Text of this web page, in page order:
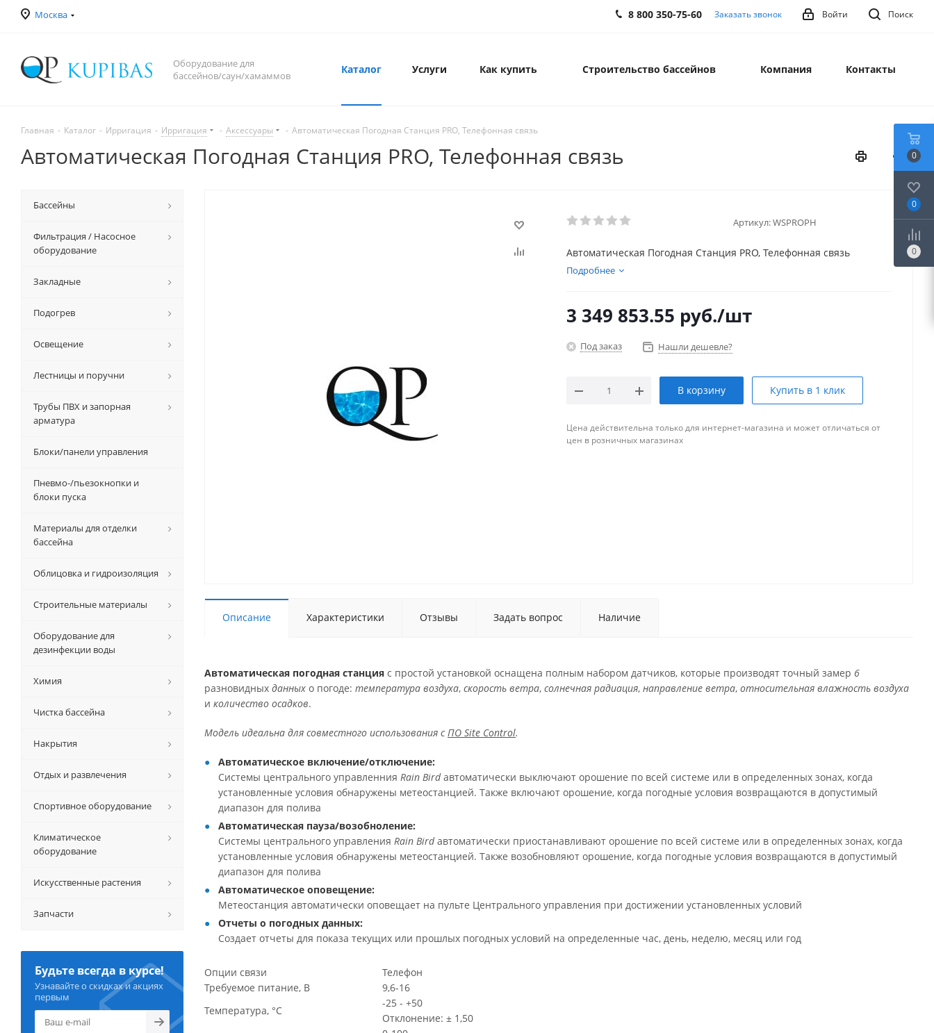
Москва Поиск
Войти
8 800 350-75-60 Заказать звонок
Оборудование для
бассейнов/саун/хамаммов
Каталог Услуги Как купить Строительство бассейнов Компания Контакты
Главная - Каталог - Ирригация - Ирригация - Аксессуары - Автоматическая Погодная Станция PRO, Телефонная связь
Автоматическая Погодная Станция PRO, Телефонная связь
Артикул:WSPROPH
Автоматическая Погодная Станция PRO, Телефонная связь
Подробнее
3 349 853.55 руб./шт
Под заказ Нашли дешевле?
В корзину Купить в 1 клик
Цена действительна только для интернет-магазина и может отличаться от
цен в розничных магазинах
Описание Характеристики Отзывы Задать вопрос Наличие
Автоматическая погодная станция с простой установкой оснащена полным набором датчиков, которые производят точный замер 6
разновидных данных о погоде: температура воздуха, скорость ветра, солнечная радиация, направление ветра, относительная влажность воздуха
и количество осадков.
Модель идеальна для совместного использования сПО Site Control.
Автоматическое включение/отключение:
Системы центрального управленния Rain Birdавтоматически выключают орошение по всей системе или в определенных зонах, когда
установленные условия обнаружены метеостанцией. Также включают орошение, когда погодные условия возвращаются в допустимый
диапазон для полива
Автоматическая пауза/возобноление:
Системы центрального управления Rain Birdавтоматически приостанавливают орошение по всей системе или в определенных зонах, когда
установленные условия обнаружены метеостанцией. Также возобновляют орошение, когда погодные условия возвращаются в допустимый
диапазон для полива
Автоматическое оповещение:
Метеостанция автоматически оповещает на пульте Центрального управления при достижении установленных условий
Отчеты о погодных данных:
Создает отчеты для показа текущих или прошлых погодных условий на определенные час, день, неделю, месяц или год
Опции связи
Телефон
Требуемое питание, В
9,6-16
Температура, °С
-25 - +50
Отклонение: ± 1,50
Бассейны
Фильтрация / Насосное
оборудование
Закладные
Подогрев
Освещение
Лестницы и поручни
Трубы ПВХ и запорная
арматура
Блоки/панели управления
Пневмо-/пьезокнопки и
блоки пуска
Материалы для отделки
бассейна
Облицовка и гидроизоляция
Строительные материалы
Оборудование для
дезинфекции воды
Химия
Чистка бассейна
Накрытия
Отдых и развлечения
Спортивное оборудование
Климатическое
оборудование
Искусственные растения
Запчасти
Будьте всегда в курсе!
Узнавайте о скидках и акциях
первым
0
0
0